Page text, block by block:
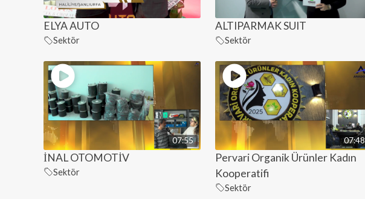
ELYA AUTO
Sektör
ALTIPARMAK SUIT
Sektör
07:55
İNAL OTOMOTİV
Sektör
07:48
Pervari Organik Ürünler Kadın
Kooperatifi
Sektör